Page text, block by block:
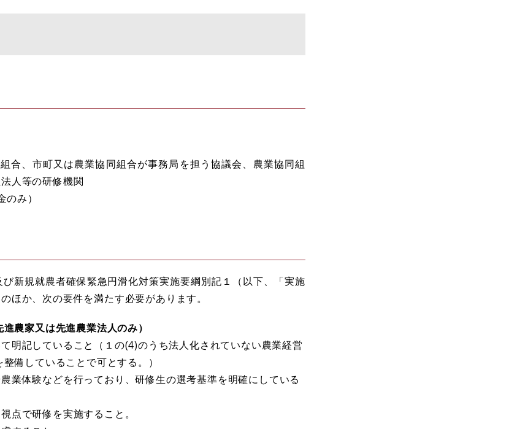
合、市町又は農業協同組合が事務局を担う協議会、農業協同組
人等の研修機関
み）
新規就農者確保緊急円滑化対策実施要綱別記１（以下、「実施
ほか、次の要件を満たす必要があります。
農家又は先進農業法人のみ）
記していること（１の(4)のうち法人化されていない農業経営
備していることで可とする。）
体験などを行っており、研修生の選考基準を明確にしている
で研修を実施すること。